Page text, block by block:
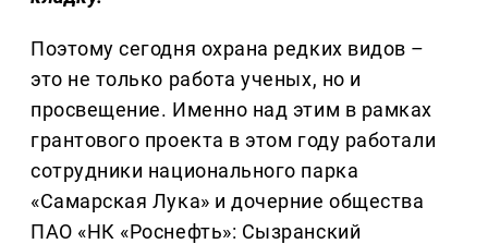
Поэтому сегодня охрана редких видов –
это не только работа ученых, но и
просвещение. Именно над этим в рамках
грантового проекта в этом году работали
сотрудники национального парка
«Самарская Лука» и дочерние общества
ПАО «НК «Роснефть»: Сызранский